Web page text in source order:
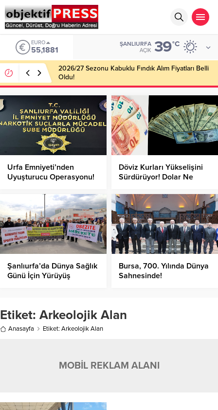
EURO
55,1881
ŞANLIURFA
AÇIK 39°C
2026/27 Sezonu Kabuklu Fındık Alım Fiyatları Belli
Oldu!
Urfa Emniyeti’nden
Uyuşturucu Operasyonu!
Döviz Kurları Yükselişini
Sürdürüyor! Dolar Ne
Şanlıurfa’da Dünya Sağlık
Günü İçin Yürüyüş
Bursa, 700. Yılında Dünya
Sahnesinde!
Etiket: Arkeolojik Alan
Anasayfa Etiket: Arkeolojik Alan
MOBİL REKLAM ALANI